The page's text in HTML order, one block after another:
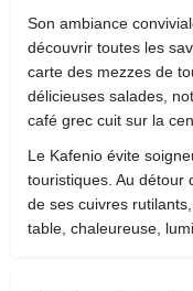
Son ambiance
découvrir toutes les
carte des mezzes de
délicieuses salades,
café grec cuit sur la
Le Kafenio évite
touristiques. Au détour
de ses cuivres
table, chaleureuse,